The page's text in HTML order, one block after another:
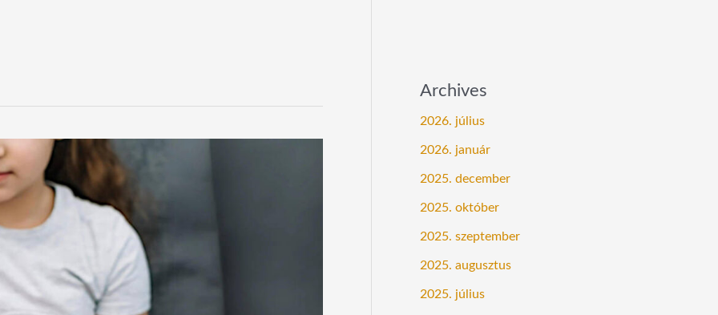
Archives
2026. július
2026. január
2025. december
2025. október
2025. szeptember
2025. augusztus
2025. július